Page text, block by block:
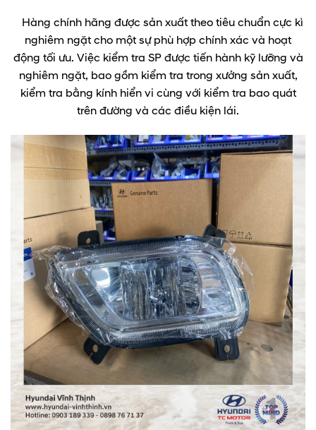
Hàng chính hãng được sản xuất theo tiêu chuẩn cực kì
nghiêm ngặt cho một sự phù hợp chính xác và hoạt
động tối ưu. Việc kiểm tra SP được tiến hành kỹ lưỡng và
nghiêm ngặt, bao gồm kiểm tra trong xưởng sản xuất,
kiểm tra bằng kính hiển vi cùng với kiểm tra bao quát
trên đường và các điều kiện lái.